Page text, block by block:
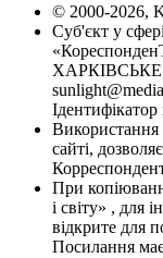
© 2000-2026,
Суб'єкт у
ХАРКІВСЬКЕ
Використання
сайті,
При
і світу» , для
відкрите для
Посилання